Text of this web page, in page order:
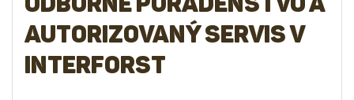
autorizovaný servis v
Interforst